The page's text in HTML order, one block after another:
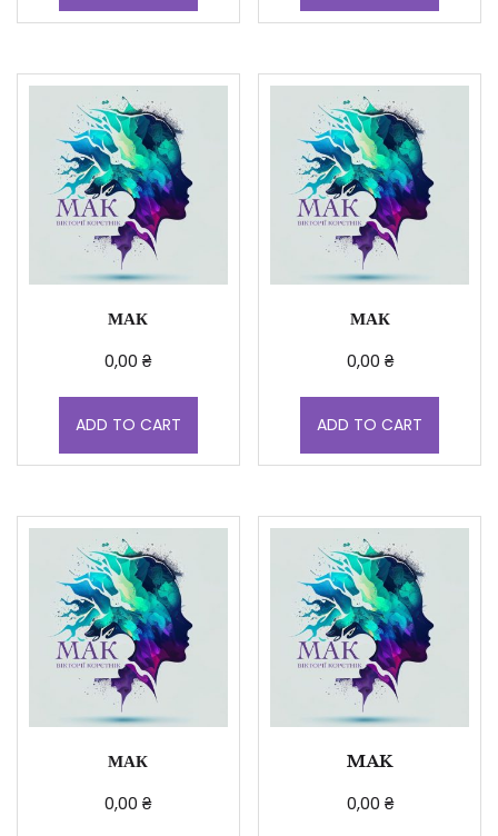
МАК
0,00₴
ADD TO CART
МАК
0,00 ₴
ADD TO CART
МАК
0,00₴
MAK
0,00 ₴